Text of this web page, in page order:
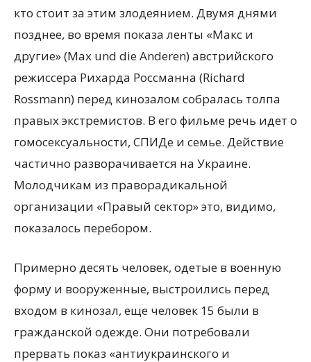
кто стоит за этим злодеянием. Двумя днями
позднее, во время показа ленты «Макс и
другие» (Max und die Anderen) австрийского
режиссера Рихарда Россманна (Richard
Rossmann) перед кинозалом собралась толпа
правых экстремистов. В его фильме речь идет о
гомосексуальности, СПИДе и семье. Действие
частично разворачивается на Украине.
Молодчикам из праворадикальной
организации «Правый сектор» это, видимо,
показалось перебором.
Примерно десять человек, одетые в военную
форму и вооруженные, выстроились перед
входом в кинозал, еще человек 15 были в
гражданской одежде. Они потребовали
прервать показ «антиукраинского и